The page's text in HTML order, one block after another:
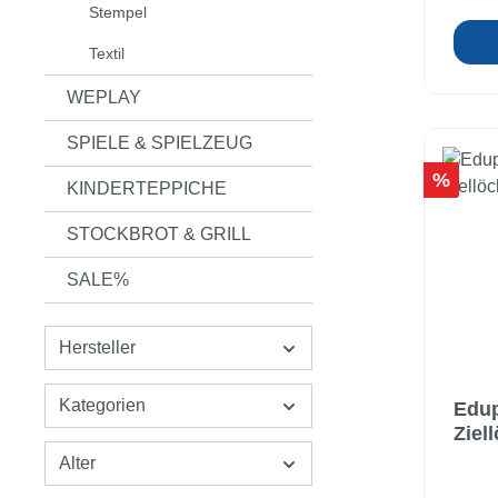
Stempel
Textil
WEPLAY
SPIELE & SPIELZEUG
KINDERTEPPICHE
STOCKBROT & GRILL
SALE%
Hersteller
Kategorien
Alter
Für
Rabatt
%